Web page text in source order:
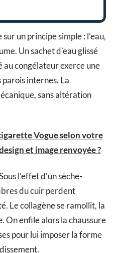
un principe simple : l’eau,
Un sachet d’eau glissé
au congélateur exerce une
internes. La
sans altération
Vogue selon votre
et image renvoyée ?
l’effet d’un sèche-
du cuir perdent
Le collagène se ramollit, la
enfile alors la chaussure
pour lui imposer la forme